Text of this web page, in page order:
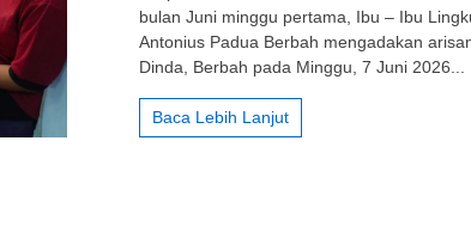
bulan Juni minggu pertama, Ibu – Ibu
Antonius Padua Berbah mengadakan
Dinda, Berbah pada Minggu, 7 Juni 2026...
Baca Lebih Lanjut